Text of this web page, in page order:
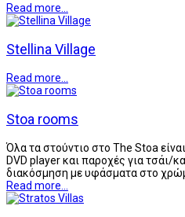
Read more...
Stellina Village
Read more...
Stoa rooms
Όλα τα στούντιο στο The Stoa
DVD player και παροχές για τσάι/
διακόσμηση με υφάσματα στο
Read more...